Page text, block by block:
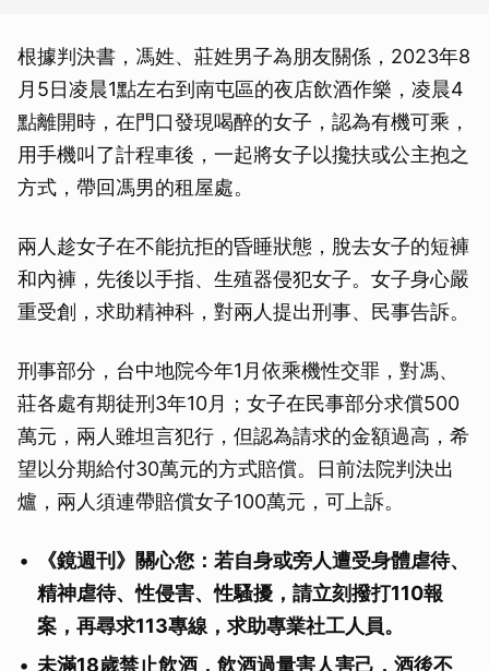
根據判決書，馮姓、莊姓男子為朋友關係，2023年8
月5日凌晨1點左右到南屯區的夜店飲酒作樂，凌晨4
點離開時，在門口發現喝醉的女子，認為有機可乘，
用手機叫了計程車後，一起將女子以攙扶或公主抱之
方式，帶回馮男的租屋處。
兩人趁女子在不能抗拒的昏睡狀態，脫去女子的短褲
和內褲，先後以手指、生殖器侵犯女子。女子身心嚴
重受創，求助精神科，對兩人提出刑事、民事告訴。
刑事部分，台中地院今年1月依乘機性交罪，對馮、
莊各處有期徒刑3年10月；女子在民事部分求償500
萬元，兩人雖坦言犯行，但認為請求的金額過高，希
望以分期給付30萬元的方式賠償。日前法院判決出
爐，兩人須連帶賠償女子100萬元，可上訴。
《鏡週刊》關心您：若自身或旁人遭受身體虐待、
精神虐待、性侵害、性騷擾，請立刻撥打110報
案，再尋求113專線，求助專業社工人員。
未滿18歲禁止飲酒，飲酒過量害人害己，酒後不